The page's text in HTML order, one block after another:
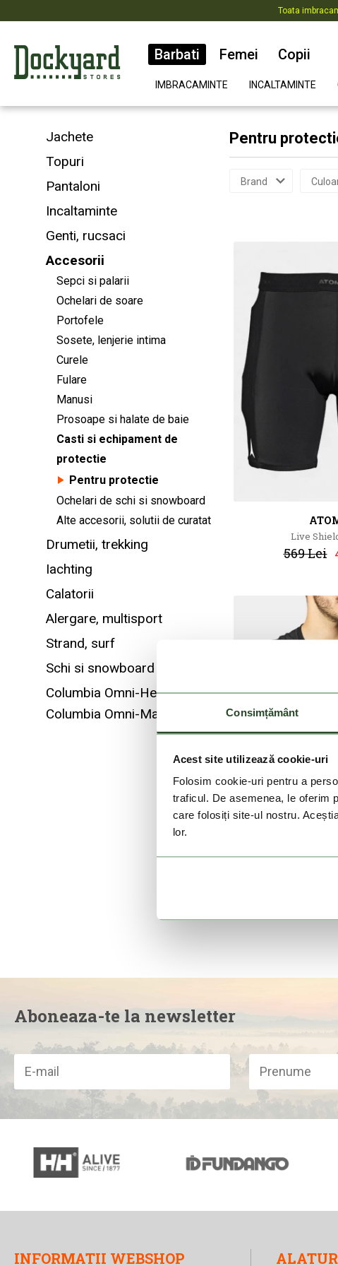
Consimțământ
Acest site utilizează cookie-uri
Folosim cookie-uri pentru a
traficul. De asemenea, le oferim
care folosiți site-ul nostru.
lor.
Toata
Barbati Femei Copii
IMBRACAMINTE INCALTAMINTE
Jachete
Topuri
Pantaloni
Incaltaminte
Genti, rucsaci
Accesorii
Sepci si palarii
Ochelari de soare
Portofele
Sosete, lenjerie intima
Curele
Fulare
Manusi
Prosoape si halate de baie
Casti si echipament de
protectie
Pentru protectie
Ochelari de schi si snowboard
Alte accesorii, solutii de curatat
Drumetii, trekking
Iachting
Calatorii
Alergare, multisport
Strand, surf
Schi si snowboard
Columbia Omni-Heat Infinity
Columbia Omni-Max
Pentru
Brand
Live
569 Lei
Aboneaza-te la newsletter
INFORMATII WEBSHOP